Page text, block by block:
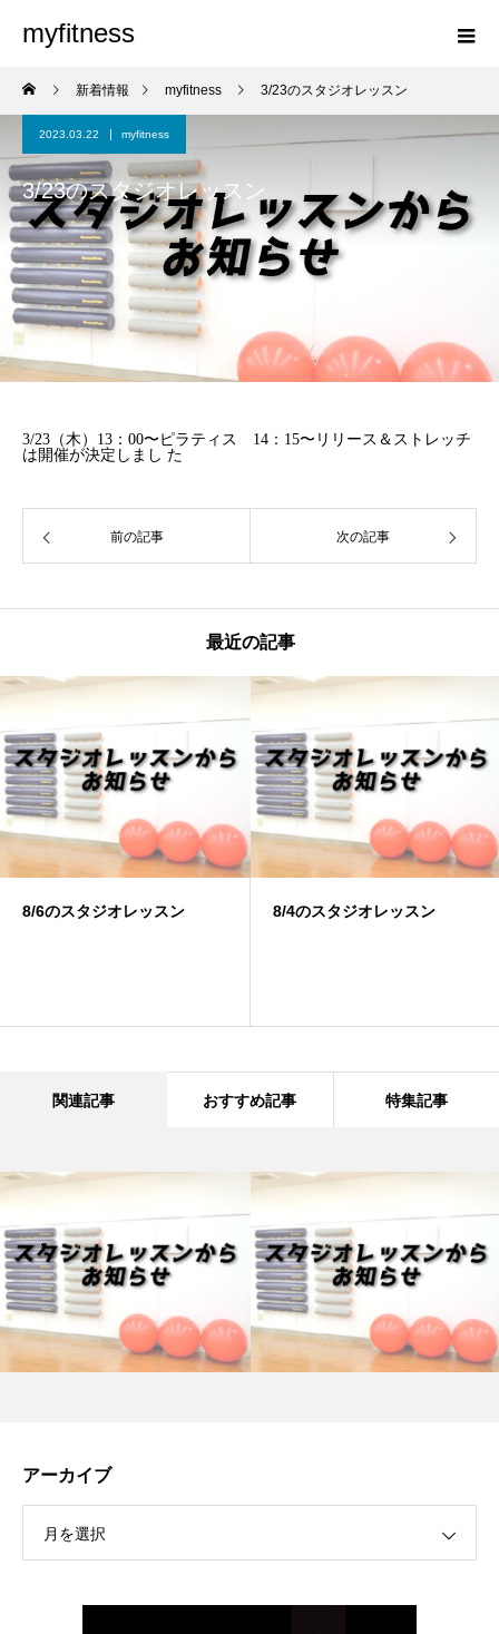
myfitness
新着情報 myfitness 3/23のスタジオレッスン
2023.03.22 myfitness
3/23のスタジオレッスン
3/23（木）13：00〜ピラティス 14：15〜リリース＆ストレッチ
は開催が決定しまし た
前の記事 次の記事
最近の記事
8/6のスタジオレッスン 8/4のスタジオレッスン
関連記事 おすすめ記事 特集記事
アーカイブ
月を選択